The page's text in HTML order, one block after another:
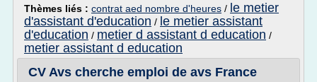
Thèmes liés : contrat aed nombre d'heures / le metier
d'assistant d'education / le metier assistant
d'education / metier d assistant d education /
metier assistant d education
CV Avs cherche emploi de avs France